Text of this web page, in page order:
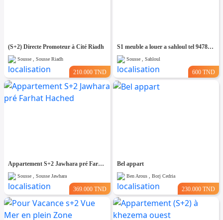
(S+2) Directe Promoteur à Cité Riadh
Sousse , Sousse Riadh
210.000 TND
S1 meuble a louer a sahloul tel 94788011
Sousse , Sahloul
600 TND
Appartement S+2 Jawhara pré Farhat Hached
Sousse , Sousse Jawhara
369.000 TND
Bel appart
Ben Arous , Borj Cedria
230.000 TND